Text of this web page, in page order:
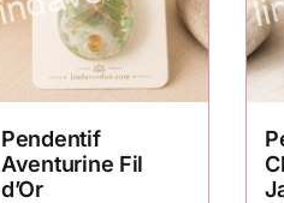
Pendentif
Aventurine Fil
d’Or